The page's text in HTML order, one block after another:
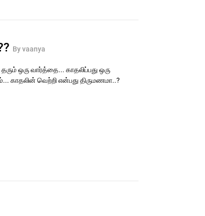
By vaanya
ஒரு வார்த்தை... காதலிப்பது ஒரு
காதலின் வெற்றி என்பது திருமணமா..?